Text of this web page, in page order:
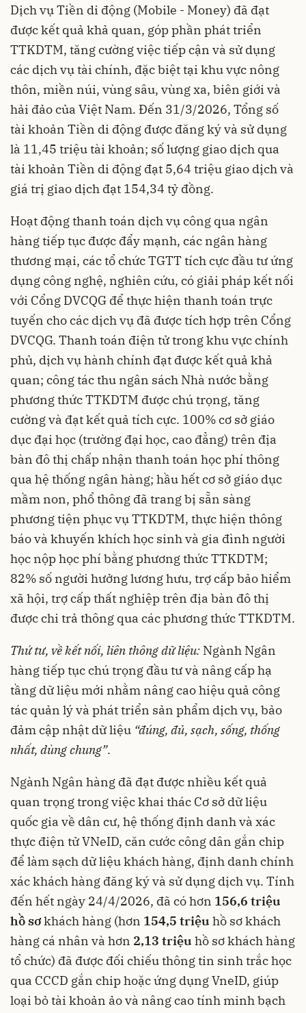
Dịch vụ Tiền di động (Mobile - Money) đã đạt
được kết quả khả quan, góp phần phát triển
TTKDTM, tăng cường việc tiếp cận và sử dụng
các dịch vụ tài chính, đặc biệt tại khu vực nông
thôn, miền núi, vùng sâu, vùng xa, biên giới và
hải đảo của Việt Nam. Đến 31/3/2026, Tổng số
tài khoản Tiền di động được đăng ký và sử dụng
là 11,45 triệu tài khoản; số lượng giao dịch qua
tài khoản Tiền di động đạt 5,64 triệu giao dịch và
giá trị giao dịch đạt 154,34 tỷ đồng.
Hoạt động thanh toán dịch vụ công qua ngân
hàng tiếp tục được đẩy mạnh, các ngân hàng
thương mại, các tổ chức TGTT tích cực đầu tư ứng
dụng công nghệ, nghiên cứu, có giải pháp kết nối
với Cổng DVCQG để thực hiện thanh toán trực
tuyến cho các dịch vụ đã được tích hợp trên Cổng
DVCQG. Thanh toán điện tử trong khu vực chính
phủ, dịch vụ hành chính đạt được kết quả khả
quan; công tác thu ngân sách Nhà nước bằng
phương thức TTKDTM được chú trọng, tăng
cường và đạt kết quả tích cực. 100% cơ sở giáo
dục đại học (trường đại học, cao đẳng) trên địa
bàn đô thị chấp nhận thanh toán học phí thông
qua hệ thống ngân hàng; hầu hết cơ sở giáo dục
mầm non, phổ thông đã trang bị sẵn sàng
phương tiện phục vụ TTKDTM, thực hiện thông
báo và khuyến khích học sinh và gia đình người
học nộp học phí bằng phương thức TTKDTM;
82% số người hưởng lương hưu, trợ cấp bảo hiểm
xã hội, trợ cấp thất nghiệp trên địa bàn đô thị
được chi trả thông qua các phương thức TTKDTM.
Thứ tư, về kết nối, liên thông dữ liệu: Ngành Ngân
hàng tiếp tục chú trọng đầu tư và nâng cấp hạ
tầng dữ liệu mới nhằm nâng cao hiệu quả công
tác quản lý và phát triển sản phẩm dịch vụ, bảo
đảm cập nhật dữ liệu “đúng, đủ, sạch, sống, thống
nhất, dùng chung”.
Ngành Ngân hàng đã đạt được nhiều kết quả
quan trọng trong việc khai thác Cơ sở dữ liệu
quốc gia về dân cư, hệ thống định danh và xác
thực điện tử VNeID, căn cước công dân gắn chip
để làm sạch dữ liệu khách hàng, định danh chính
xác khách hàng đăng ký và sử dụng dịch vụ. Tính
đến hết ngày 24/4/2026, đã có hơn 156,6 triệu
hồ sơkhách hàng (hơn 154,5 triệu hồ sơ khách
hàng cá nhân và hơn 2,13 triệu hồ sơ khách hàng
tổ chức) đã được đối chiếu thông tin sinh trắc học
qua CCCD gắn chip hoặc ứng dụng VneID, giúp
loại bỏ tài khoản ảo và nâng cao tính minh bạch